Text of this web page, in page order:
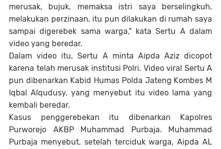
merusak, bujuk, memaksa istri saya berselingkuh,
melakukan perzinaan, itu pun dilakukan di rumah saya
sampai digerebek sama warga," kata Sertu A dalam
video yang beredar.
Dalam video itu, Sertu A minta Aipda Aziz dicopot
karena telah merusak institusi Polri. Video viral Sertu A
pun dibenarkan Kabid Humas Polda Jateng Kombes M
Iqbal Alqudusy, yang menyebut itu video lama yang
kembali beredar.
Kasus penggerebekan itu dibenarkan Kapolres
Purworejo AKBP Muhammad Purbaja. Muhammad
Purbaja menyebut, setelah terciduk warga, Aipda AL